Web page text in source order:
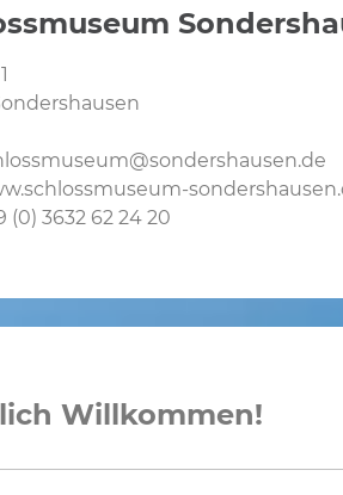
(0) 3632 62 24 20
Willkommen!